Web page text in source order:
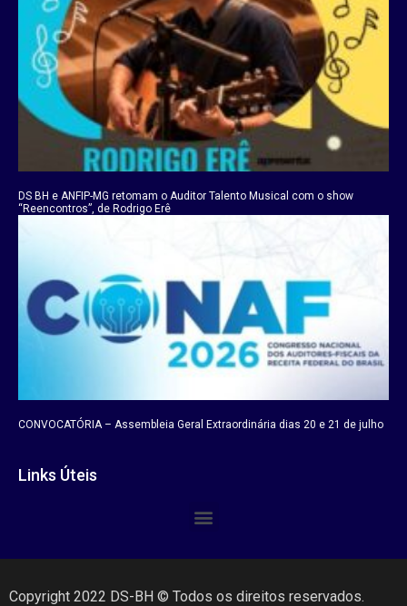
DS BH e ANFIP-MG retomam o Auditor Talento Musical com o show
“Reencontros”, de Rodrigo Erê
CONVOCATÓRIA – Assembleia Geral Extraordinária dias 20 e 21 de julho
Links Úteis
Copyright 2022 DS-BH © Todos os direitos reservados.